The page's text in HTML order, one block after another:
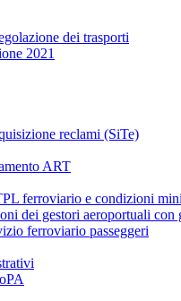
dei trasporti
2021
reclami (SiTe)
ART
ferroviario e condizioni
dei gestori aeroportuali con
ferroviario passeggeri